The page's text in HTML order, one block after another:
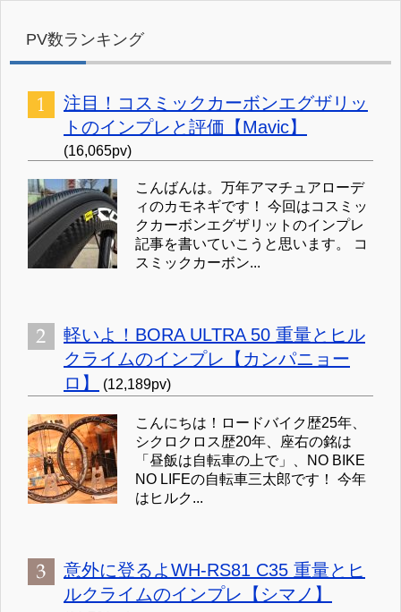
PV数ランキング
注目！コスミックカーボンエグザリッ
トのインプレと評価【Mavic】
(16,065pv)
こんばんは。万年アマチュアローデ
ィのカモネギです！ 今回はコスミッ
クカーボンエグザリットのインプレ
記事を書いていこうと思います。 コ
スミックカーボン...
軽いよ！BORA ULTRA 50 重量とヒル
クライムのインプレ【カンパニョー
ロ】
(12,189pv)
こんにちは！ロードバイク歴25年、
シクロクロス歴20年、座右の銘は
「昼飯は自転車の上で」、NO BIKE
NO LIFEの自転車三太郎です！ 今年
はヒルク...
意外に登るよWH-RS81 C35 重量とヒ
ルクライムのインプレ【シマノ】